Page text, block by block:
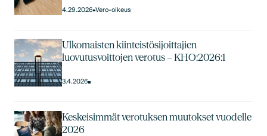
4.29.2026Vero-oikeus
Ulkomaisten kiinteistösijoittajien
luovutusvoittojen verotus – KHO:2026:1
3.4.2026
Keskeisimmät verotuksen muutokset vuodelle
2026